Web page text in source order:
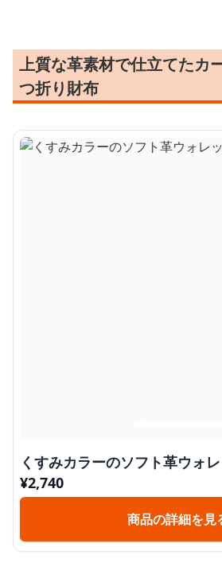
上質な革素材で仕立てたカ
つ折り財布
くすみカラーのソフト革ウォ
¥2,740
商品の詳細を見